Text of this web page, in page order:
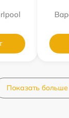
Показать больше